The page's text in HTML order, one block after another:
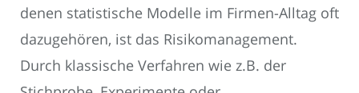
denen statistische Modelle im Firmen-Alltag oft
dazugehören, ist das Risikomanagement.
Durch klassische Verfahren wie z.B. der